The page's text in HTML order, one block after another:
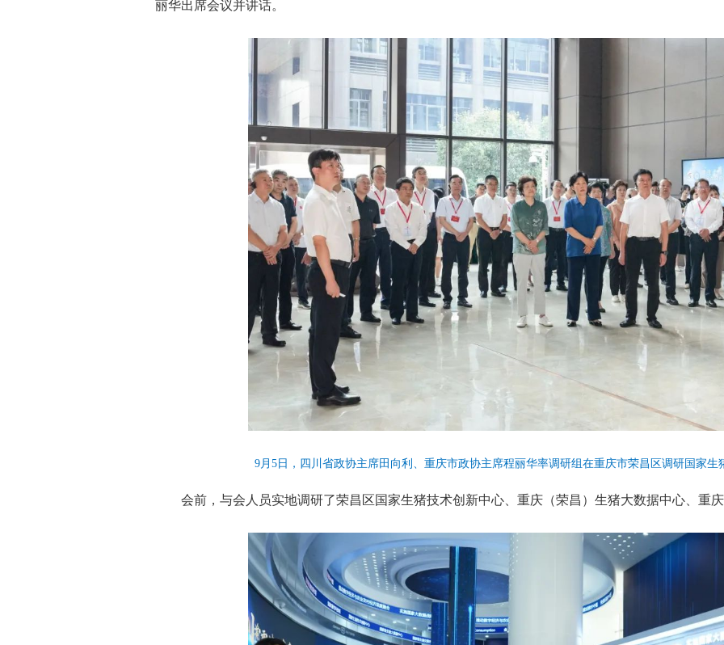
丽华出席会议并讲话。
9月5日，四川省政协主席田向利、重庆市政协主席程丽华率调研组在重庆市荣昌区调研国家生
会前，与会人员实地调研了荣昌区国家生猪技术创新中心、重庆（荣昌）生猪大数据中心、重